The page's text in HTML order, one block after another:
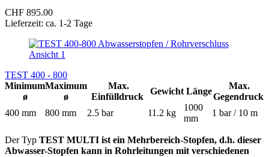
CHF 895.00
Lieferzeit: ca. 1-2 Tage
TEST 400 - 800
Minimum
ø
Maximum
ø
Max.
Einfülldruck
Gewicht Länge
Max.
Gegendruck
400 mm
800 mm 2.5 bar 11.2 kg
1000
mm
1 bar / 10 m
Der Typ TEST MULTI ist ein Mehrbereich-Stopfen, d.h. dieser
Abwasser-Stopfen kann in Rohrleitungen mit verschiedenen